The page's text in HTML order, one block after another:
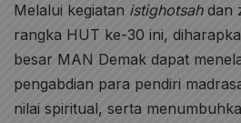
Melalui kegiatan istighotsahdan
rangka HUT ke-30 ini,
besar MAN Demak dapat
pengabdian para pendiri
nilai spiritual, serta